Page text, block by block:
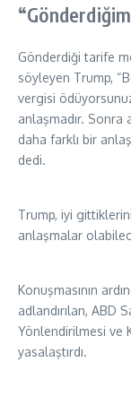
Gönderdiği tarife
söyleyen Trump,
vergisi
anlaşmadır. Sonra
daha farklı bir
dedi.
Trump, iyi
anlaşmalar
Konuşmasının
adlandırılan, ABD
Yönlendirilmesi ve
yasalaştırdı.